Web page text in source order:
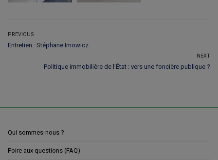
Navigation
de
l’article
PREVIOUS
Previous
Entretien : Stéphane Imowicz
NEXT
Next
Politique immobilière de l’État : vers une foncière publique ?
Qui sommes-nous ?
Foire aux questions (FAQ)